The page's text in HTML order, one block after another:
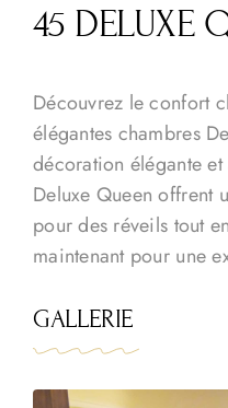
45 DELUXE
Découvrez le confort
élégantes chambres
décoration élégante
Deluxe Queen offrent
pour des réveils tout
maintenant pour une
GALLERIE